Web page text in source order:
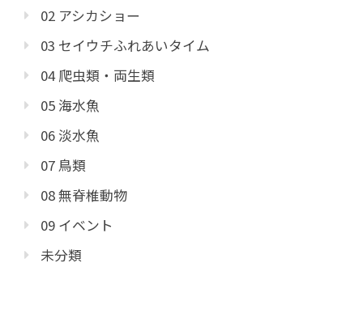
02 アシカショー
03 セイウチふれあいタイム
04 爬虫類・両生類
05 海水魚
06 淡水魚
07 鳥類
08 無脊椎動物
09 イベント
未分類